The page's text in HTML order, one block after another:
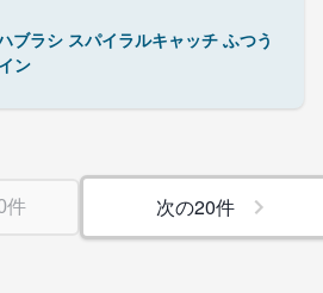
ブラシ スパイラルキャッチ ふつう
ン
件 次の20件